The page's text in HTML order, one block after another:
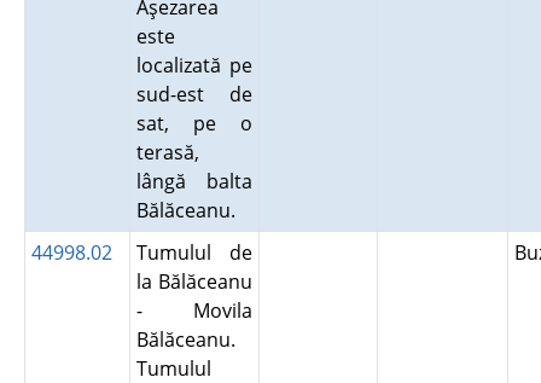
Aşezarea
este
localizată pe
sud-est de
sat, pe o
terasă,
lângă balta
Bălăceanu.
44998.02
Tumulul de
la Bălăceanu
- Movila
Bălăceanu.
Tumulul